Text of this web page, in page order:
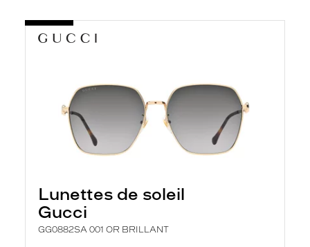
Lunettes de soleil
Gucci
GG0882SA 001 OR BRILLANT